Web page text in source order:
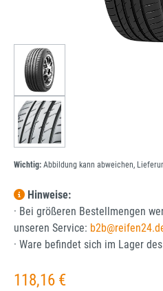
Wichtig: Abbildung kann abweichen,
Hinweise:
· Bei größeren Bestellmengen
unseren Service:
· Ware befindet sich im Lager
Regulärer Preis:
118,16 €